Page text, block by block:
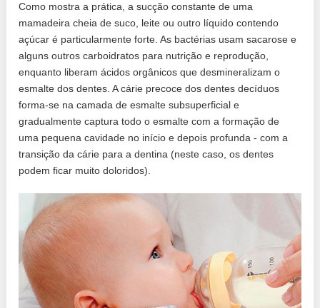
Como mostra a prática, a sucção constante de uma
mamadeira cheia de suco, leite ou outro líquido contendo
açúcar é particularmente forte. As bactérias usam sacarose e
alguns outros carboidratos para nutrição e reprodução,
enquanto liberam ácidos orgânicos que desmineralizam o
esmalte dos dentes. A cárie precoce dos dentes decíduos
forma-se na camada de esmalte subsuperficial e
gradualmente captura todo o esmalte com a formação de
uma pequena cavidade no início e depois profunda - com a
transição da cárie para a dentina (neste caso, os dentes
podem ficar muito doloridos).